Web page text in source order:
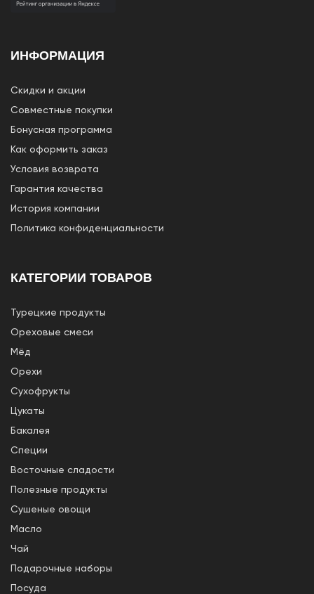
КАТЕГОРИИ ТОВАРОВ
Турецкие продукты
Ореховые смеси
Мёд
Орехи
Сухофрукты
Цукаты
Бакалея
Специи
Восточные сладости
Полезные продукты
Сушеные овощи
Масло
Чай
Подарочные наборы
Посуда
ИНФОРМАЦИЯ
Скидки и акции
Совместные покупки
Бонусная программа
Как оформить заказ
Условия возврата
Гарантия качества
История компании
Политика конфиденциальности